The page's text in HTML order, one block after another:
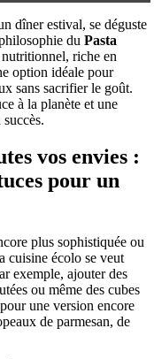
dîner estival, se déguste
du Pasta
riche en
option idéale pour
sans sacrifier le goût.
à la planète et une
vos envies :
pour un
plus sophistiquée ou
cuisine écolo se veut
exemple, ajouter des
ou même des cubes
une version encore
de parmesan, de